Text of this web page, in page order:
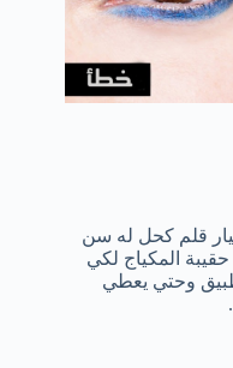
قلم كحل له سن
المكياج لكي
وحتي يعطي